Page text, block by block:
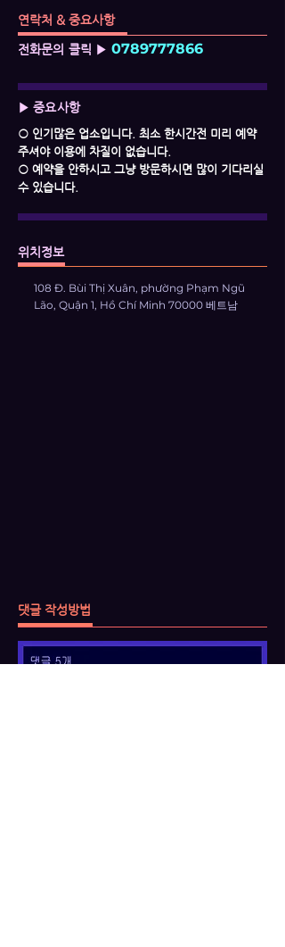
연락처 & 중요사항
전화문의 클릭 ▶ 0789777866
▶ 중요사항
○ 인기많은 업소입니다. 최소 한시간전 미리 예약
주셔야 이용에 차질이 없습니다.
○ 예약을 안하시고 그냥 방문하시면 많이 기다리실
수 있습니다.
위치정보
108 Đ. Bùi Thị Xuân, phường Phạm Ngũ
Lão, Quận 1, Hồ Chí Minh 70000 베트남
댓글 작성방법